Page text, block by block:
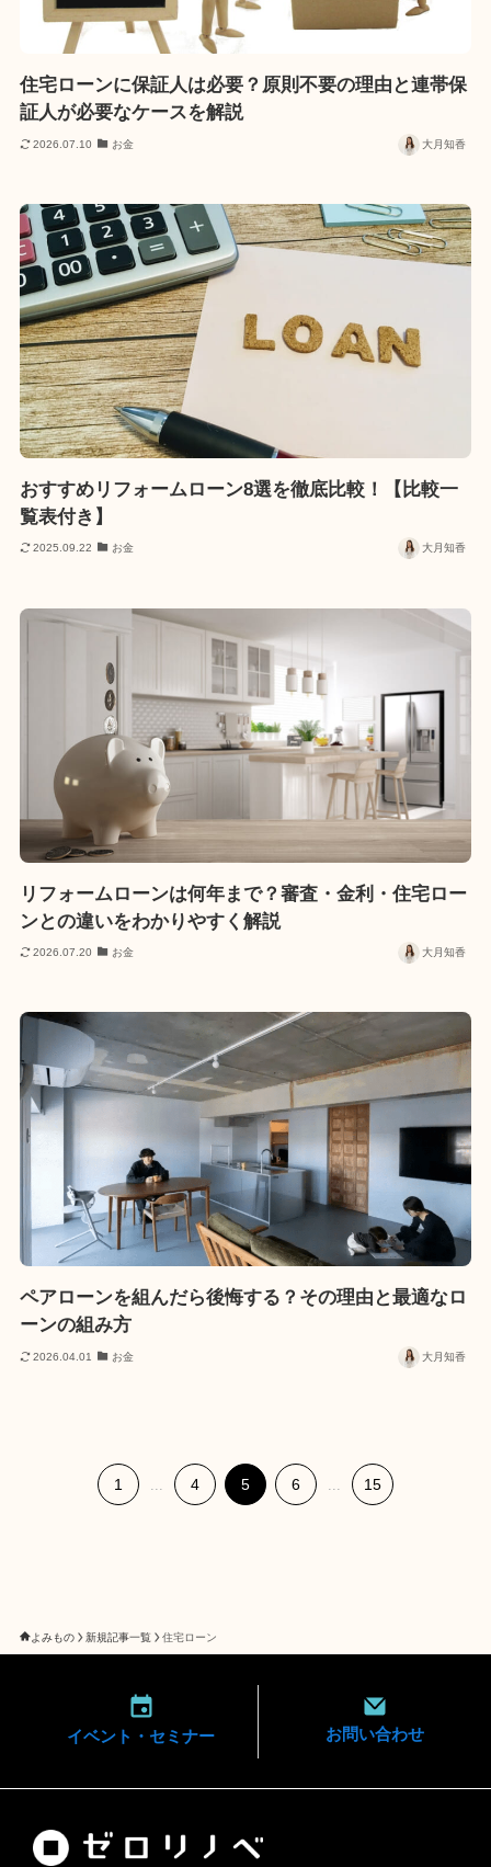
住宅ローンに保証人は必要？原則不要の理由と連帯保
証人が必要なケースを解説
2026.07.10 お金 大月知香
おすすめリフォームローン8選を徹底比較！【比較一
覧表付き】
2025.09.22 お金 大月知香
リフォームローンは何年まで？審査・金利・住宅ロー
ンとの違いをわかりやすく解説
2026.07.20 お金 大月知香
ペアローンを組んだら後悔する？その理由と最適なロ
ーンの組み方
2026.04.01 お金 大月知香
1 4 5 6 15
よみもの 新規記事一覧 住宅ローン
イベント・ セミナー お問い合わせ